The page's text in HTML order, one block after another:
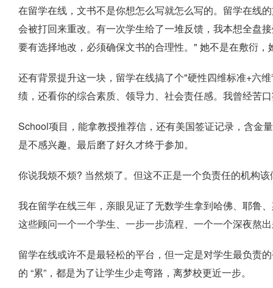
在留学在线，文书不是你想怎么写就怎么写的。留学在线
会被打回来重改。有一次学生给了一堆反馈，我本想全
要有选择地改，必须确保文书的合理性。" 她不是在敷衍
还有背景提升这一块，留学在线搞了个"硬性四维标准+六
绩，还看你的综合素质、领导力、社会责任感。我曾经苦
School项目，能拿教授推荐信，还有美国签证记录，含金
是不感兴趣。最后磨了好久才终于参加。
你说我烦不烦? 当然烦了。但这不正是一个负责任的机构
我在留学在线三年，亲眼见证了无数学生拿到哈佛、耶鲁
这些顾问一个一个学生、一步一步流程、一个一个深夜熬
留学在线或许不是最轻松的平台，但一定是对学生最负责
的 “累”，都是为了让学生少走弯路，离梦校更近一步。